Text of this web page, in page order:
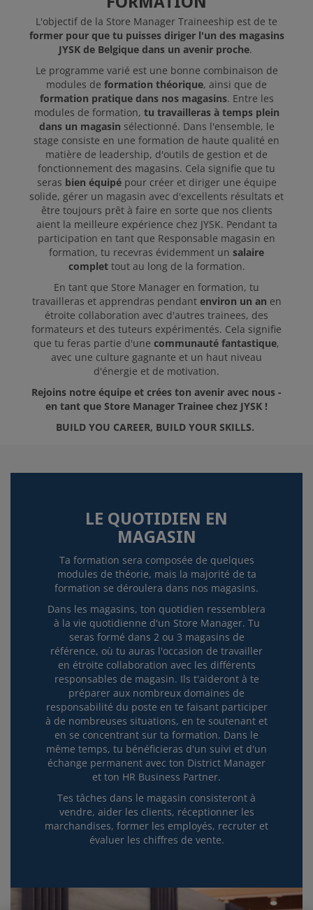
L'objectif de la Store Manager Traineeship est de te
former pour que tu puisses diriger l'un des magasins
JYSK de Belgique dans un avenir proche.
Le programme varié est une bonne combinaison de
modules de formation théorique, ainsi que de
formation pratique dans nos magasins. Entre les
modules de formation, tu travailleras à temps plein
dans un magasin sélectionné. Dans l'ensemble, le
stage consiste en une formation de haute qualité en
matière de leadership, d'outils de gestion et de
fonctionnement des magasins. Cela signifie que tu
seras bien équipépour créer et diriger une équipe
solide, gérer un magasin avec d'excellents résultats et
être toujours prêt à faire en sorte que nos clients
aient la meilleure expérience chez JYSK. Pendant ta
participation en tant que Responsable magasin en
formation, tu recevras évidemment un salaire
complettout au long de la formation.
En tant que Store Manager en formation, tu
travailleras et apprendras pendant environ un an en
étroite collaboration avec d'autres trainees, des
formateurs et des tuteurs expérimentés. Cela signifie
que tu feras partie d'une communauté fantastique,
avec une culture gagnante et un haut niveau
d'énergie et de motivation.
Rejoins notre équipe et crées ton avenir avec nous -
en tant que Store Manager Trainee chez JYSK !
BUILD YOU CAREER, BUILD YOUR SKILLS.
LE QUOTIDIEN EN
MAGASIN
Ta formation sera composée de quelques
modules de théorie, mais la majorité de ta
formation se déroulera dans nos magasins.
Dans les magasins, ton quotidien ressemblera
à la vie quotidienne d'un Store Manager. Tu
seras formé dans 2 ou 3 magasins de
référence, où tu auras l'occasion de travailler
en étroite collaboration avec les différents
responsables de magasin. Ils t'aideront à te
préparer aux nombreux domaines de
responsabilité du poste en te faisant participer
à de nombreuses situations, en te soutenant et
en se concentrant sur ta formation. Dans le
même temps, tu bénéficieras d'un suivi et d'un
échange permanent avec ton District Manager
et ton HR Business Partner.
Tes tâches dans le magasin consisteront à
vendre, aider les clients, réceptionner les
marchandises, former les employés, recruter et
évaluer les chiffres de vente.